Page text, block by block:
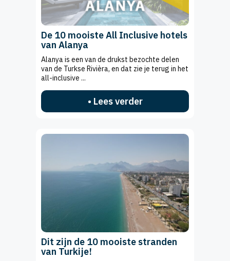
De 10 mooiste All Inclusive hotels
van Alanya
Alanya is een van de drukst bezochte delen
van de Turkse Rivièra, en dat zie je terug in het
all-inclusive ...
• Lees verder
Dit zijn de 10 mooiste stranden
van Turkije!